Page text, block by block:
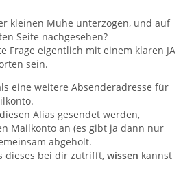
kleinen Mühe unterzogen, und auf
Seite nachgesehen?
Frage eigentlich mit einem klaren JA
sein.
eine weitere Absenderadresse für
Alias gesendet werden,
Mailkonto an (es gibt ja dann nur
abgeholt.
dieses bei dir zutrifft, wissen kannst